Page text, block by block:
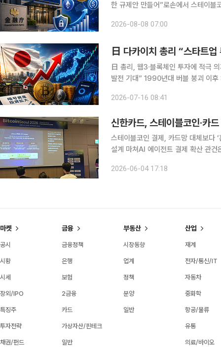
한 규제안 만들어”로손에서 스테이
인의 실용성 검증을 계기로 활성화될
2026-08-08 07:00
日 다카이치 총리 “스타트
日 총리, 웹3∙블록체인 투자에 적극
발전 기대” 1990년대 버블 붕괴 이후 30여 년간 보수적인 태도를 유지해온 일본 금융 시장이 가상
내비치면서 일본 가상자산 산업의 성
2026-07-16 08:41
신한카드, 스테이블코인·카
스테이블코인 결제, 카드망 대체보다
설계 마쳐AI 에이전트 결제 확산 관건은 신뢰·책임·표준 스테이블
2026-06-04 17:18
마켓
공시
시황
시세
장외/IPO
특징주
투자전략
채권/펀드
금융
금융정책
은행
보험
2금융
카드
가상자산/핀테크
일반
부동산
시장동향
업계
정책
분양
일반
산업
재계
전자/통신/IT
자동차
중화학
항공/물류
유통
의료/바이오